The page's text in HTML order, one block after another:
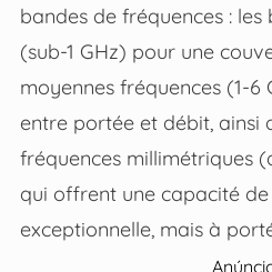
bandes de fréquences : les
(sub-1 GHz) pour une
moyennes fréquences (1-
entre portée et débit, ainsi
fréquences millimétriques
qui offrent une capacité
exceptionnelle, mais à